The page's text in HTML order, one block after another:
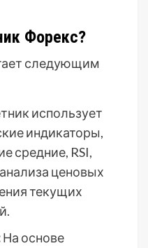
Форекс?
следующим
использует
индикаторы,
средние, RSI,
ценовых
текущих
На основе